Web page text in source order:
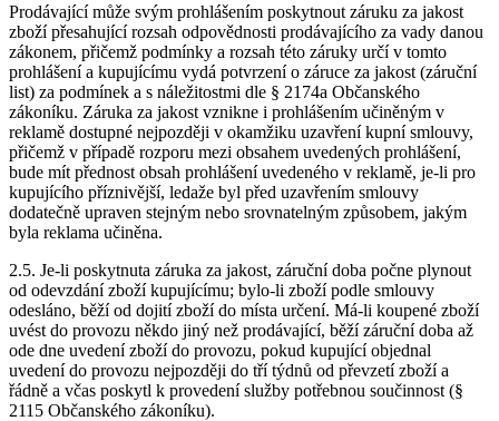
Prodávající může svým prohlášením poskytnout záruku za jakost
zboží přesahující rozsah odpovědnosti prodávajícího za vady danou
zákonem, přičemž podmínky a rozsah této záruky určí v tomto
prohlášení a kupujícímu vydá potvrzení o záruce za jakost (záruční
list) za podmínek a s náležitostmi dle § 2174a Občanského
zákoníku. Záruka za jakost vznikne i prohlášením učiněným v
reklamě dostupné nejpozději v okamžiku uzavření kupní smlouvy,
přičemž v případě rozporu mezi obsahem uvedených prohlášení,
bude mít přednost obsah prohlášení uvedeného v reklamě, je-li pro
kupujícího příznivější, ledaže byl před uzavřením smlouvy
dodatečně upraven stejným nebo srovnatelným způsobem, jakým
byla reklama učiněna.
2.5. Je-li poskytnuta záruka za jakost, záruční doba počne plynout
od odevzdání zboží kupujícímu; bylo-li zboží podle smlouvy
odesláno, běží od dojití zboží do místa určení. Má-li koupené zboží
uvést do provozu někdo jiný než prodávající, běží záruční doba až
ode dne uvedení zboží do provozu, pokud kupující objednal
uvedení do provozu nejpozději do tří týdnů od převzetí zboží a
řádně a včas poskytl k provedení služby potřebnou součinnost (§
2115 Občanského zákoníku).